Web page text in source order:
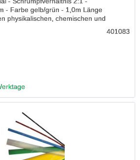
- Farbe gelb/grün - 1,0m Länge
physikalischen, chemischen und
401083